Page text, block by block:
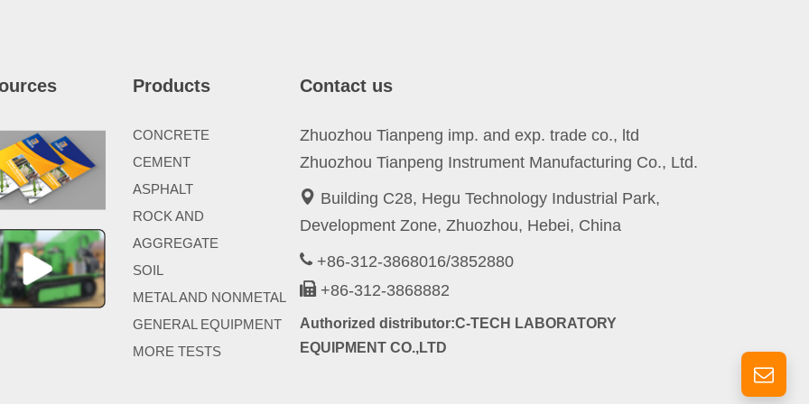
Products
CONCRETE
CEMENT
ASPHALT
ROCK AND
AGGREGATE
SOIL
METAL AND NONMETAL
GENERAL EQUIPMENT
MORE TESTS
Contact us
Zhuozhou Tianpeng imp. and exp. trade co., ltd
Zhuozhou Tianpeng Instrument Manufacturing Co., Ltd.
Building C28, Hegu Technology Industrial Park,
Development Zone, Zhuozhou, Hebei, China
+86-312-3868016/3852880
+86-312-3868882
Authorized distributor:C-TECH LABORATORY
EQUIPMENT CO.,LTD